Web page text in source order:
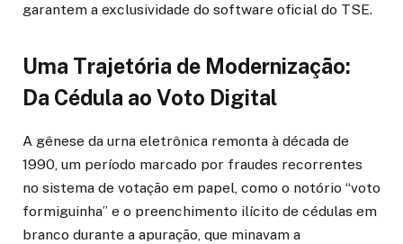
garantem a exclusividade do software oficial do TSE.
Uma Trajetória de Modernização:
Da Cédula ao Voto Digital
A gênese da urna eletrônica remonta à década de
1990, um período marcado por fraudes recorrentes
no sistema de votação em papel, como o notório “voto
formiguinha” e o preenchimento ilícito de cédulas em
branco durante a apuração, que minavam a